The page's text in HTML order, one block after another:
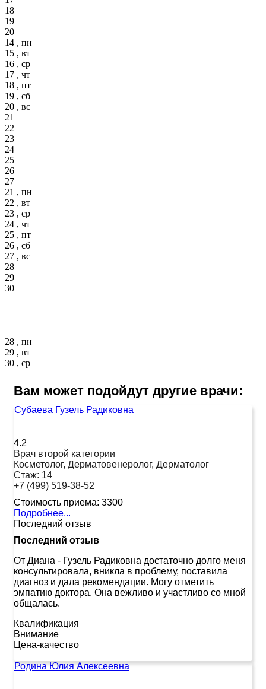
18
19
20
14 , пн
15 , вт
16 , ср
17 , чт
18 , пт
19 , сб
20 , вс
21
22
23
24
25
26
27
21 , пн
22 , вт
23 , ср
24 , чт
25 , пт
26 , сб
27 , вс
28
29
30
28 , пн
29 , вт
30 , ср
Вам может подойдут другие врачи:
Субаева Гузель Радиковна
4.2
Врач второй категории
Косметолог, Дерматовенеролог, Дерматолог
Стаж: 14
+7 (499) 519-38-52
Стоимость приема: 3300
Подробнее...
Последний отзыв
Последний отзыв
От Диана - Гузель Радиковна достаточно долго меня
консультировала, вникла в проблему, поставила
диагноз и дала рекомендации. Могу отметить
эмпатию доктора. Она вежливо и участливо со мной
общалась.
Квалификация
Внимание
Цена-качество
Родина Юлия Алексеевна